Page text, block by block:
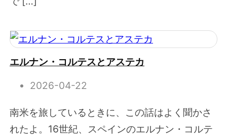
エルナン・コルテスとアステカ
2026-04-22
南米を旅しているときに、この話はよく聞かさ
れたよ。16世紀、スペインのエルナン・コルテ